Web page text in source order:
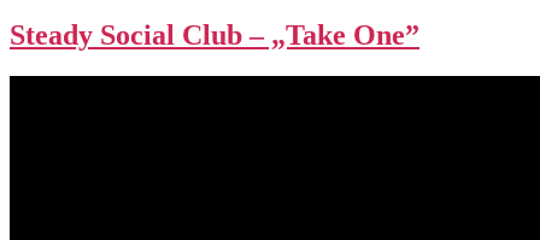
Steady Social Club – „Take One”